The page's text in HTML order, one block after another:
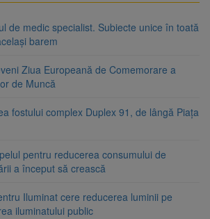
de medic specialist. Subiecte unice în toată
barem
Ziua Europeană de Comemorare a
de Muncă
fostului complex Duplex 91, de lângă Piața
pentru reducerea consumului de
a început să crească
Iluminat cere reducerea luminii pe
iluminatului public